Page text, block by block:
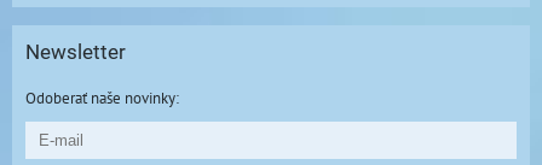
Newsletter
Odoberať naše novinky: